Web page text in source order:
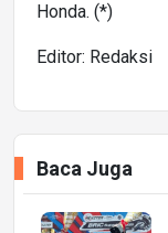
Honda. (*)
Editor: Redaksi
Baca Juga